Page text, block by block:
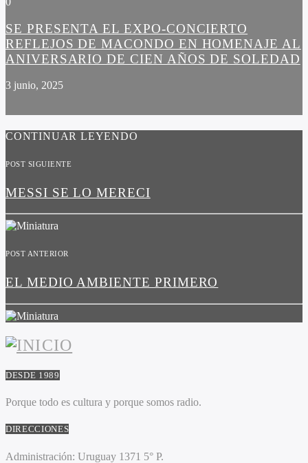
SE PRESENTA EL EXPO-CONCIERTO
REFLEJOS DE MACONDO EN HOMENAJE AL
ANIVERSARIO DE CIEN AÑOS DE SOLEDAD
3 junio, 2025
CONTINUAR LEYENDO
POST SIGUIENTE
MESSI SE LO MERECI
POST ANTERIOR
EL MEDIO AMBIENTE PRIMERO
DESDE 1989
Porque todo es cultura y porque somos radio.
DIRECCIONES
Administración: Uruguay 1371 5° P.